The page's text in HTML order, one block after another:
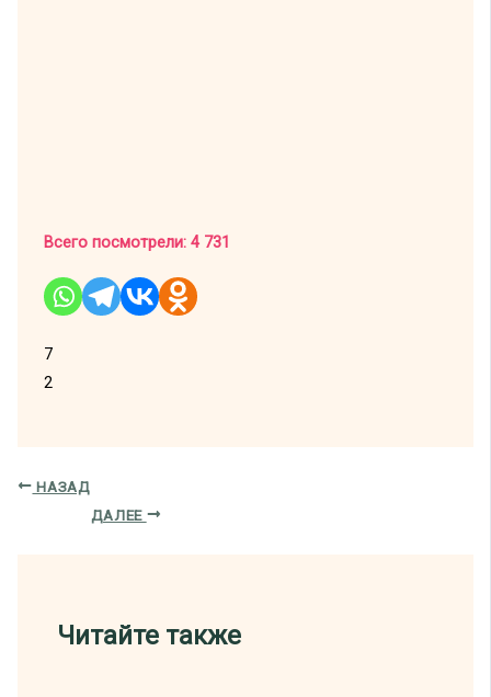
Всего посмотрели: 4 731
7
2
НАЗАД
ДАЛЕЕ
Читайте также